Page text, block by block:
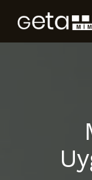
HAKKIMIZDA
ENDÜSTRI